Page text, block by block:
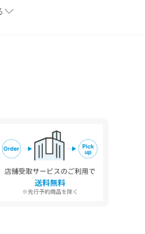
くなるにつれてワイド感が